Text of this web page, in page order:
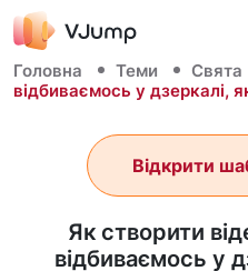
Головна Теми Свята
відбиваємось у дзеркалі,
Як створити
відбиваємось у
Відкрити